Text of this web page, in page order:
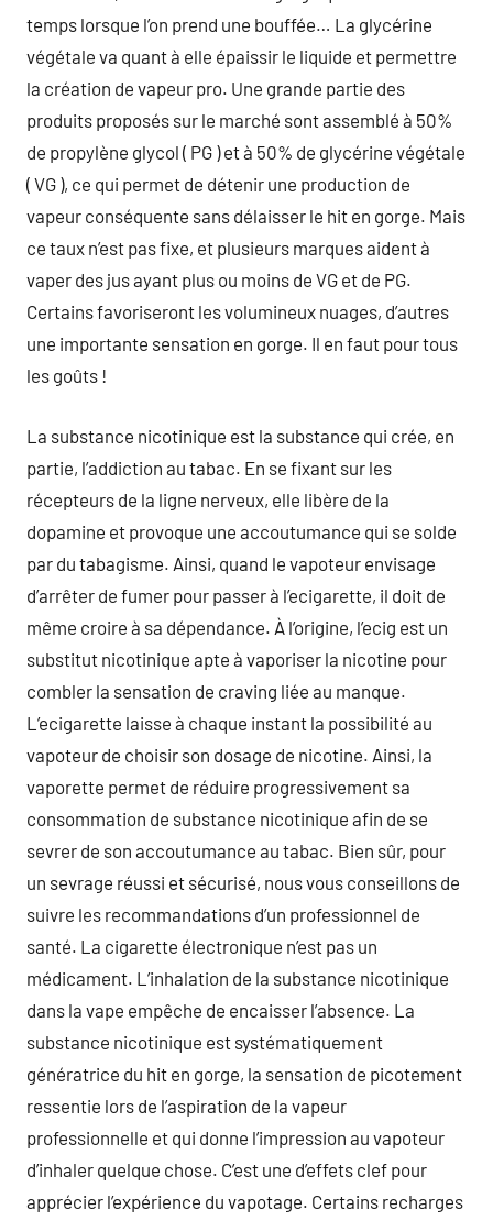
temps lorsque l’on prend une bouffée… La glycérine
végétale va quant à elle épaissir le liquide et permettre
la création de vapeur pro. Une grande partie des
produits proposés sur le marché sont assemblé à 50%
de propylène glycol ( PG ) et à 50% de glycérine végétale
( VG ), ce qui permet de détenir une production de
vapeur conséquente sans délaisser le hit en gorge. Mais
ce taux n’est pas fixe, et plusieurs marques aident à
vaper des jus ayant plus ou moins de VG et de PG.
Certains favoriseront les volumineux nuages, d’autres
une importante sensation en gorge. Il en faut pour tous
les goûts !
La substance nicotinique est la substance qui crée, en
partie, l’addiction au tabac. En se fixant sur les
récepteurs de la ligne nerveux, elle libère de la
dopamine et provoque une accoutumance qui se solde
par du tabagisme. Ainsi, quand le vapoteur envisage
d’arrêter de fumer pour passer à l’ecigarette, il doit de
même croire à sa dépendance. À l’origine, l’ecig est un
substitut nicotinique apte à vaporiser la nicotine pour
combler la sensation de craving liée au manque.
L’ecigarette laisse à chaque instant la possibilité au
vapoteur de choisir son dosage de nicotine. Ainsi, la
vaporette permet de réduire progressivement sa
consommation de substance nicotinique afin de se
sevrer de son accoutumance au tabac. Bien sûr, pour
un sevrage réussi et sécurisé, nous vous conseillons de
suivre les recommandations d’un professionnel de
santé. La cigarette électronique n’est pas un
médicament. L’inhalation de la substance nicotinique
dans la vape empêche de encaisser l’absence. La
substance nicotinique est systématiquement
génératrice du hit en gorge, la sensation de picotement
ressentie lors de l’aspiration de la vapeur
professionnelle et qui donne l’impression au vapoteur
d’inhaler quelque chose. C’est une d’effets clef pour
apprécier l’expérience du vapotage. Certains recharges